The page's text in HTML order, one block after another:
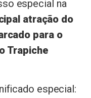
especial na
atração do
para o
Trapiche
especial: